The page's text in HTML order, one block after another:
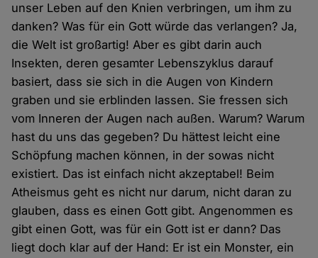
unser Leben auf den Knien verbringen, um ihm zu
danken? Was für ein Gott würde das verlangen? Ja,
die Welt ist großartig! Aber es gibt darin auch
Insekten, deren gesamter Lebenszyklus darauf
basiert, dass sie sich in die Augen von Kindern
graben und sie erblinden lassen. Sie fressen sich
vom Inneren der Augen nach außen. Warum? Warum
hast du uns das gegeben? Du hättest leicht eine
Schöpfung machen können, in der sowas nicht
existiert. Das ist einfach nicht akzeptabel! Beim
Atheismus geht es nicht nur darum, nicht daran zu
glauben, dass es einen Gott gibt. Angenommen es
gibt einen Gott, was für ein Gott ist er dann? Das
liegt doch klar auf der Hand: Er ist ein Monster, ein